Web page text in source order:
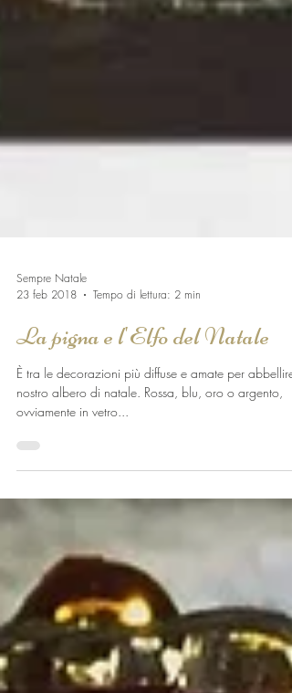
Sempre Natale
23 feb 2018
Tempo di lettura: 2 min
La pigna e l'Elfo del Natale
nostro albero di natale. Rossa, blu, oro o argento,